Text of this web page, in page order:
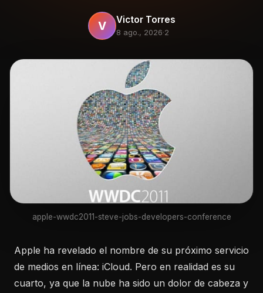
V Victor Torres
8 ago., 2026·2
apple-wwdc2011-steve-jobs-developers-conference
Apple ha revelado el nombre de su próximo servicio
de medios en línea: iCloud. Pero en realidad es su
cuarto, ya que la nube ha sido un dolor de cabeza y